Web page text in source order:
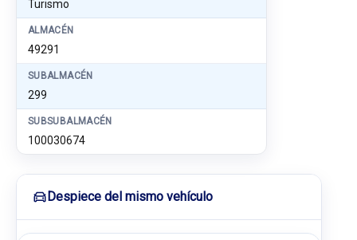
Turismo
ALMACÉN
49291
SUBALMACÉN
299
SUBSUBALMACÉN
100030674
Despiece del mismo vehículo